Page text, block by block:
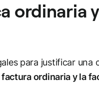
ordinaria
para justificar una
ordinaria y la